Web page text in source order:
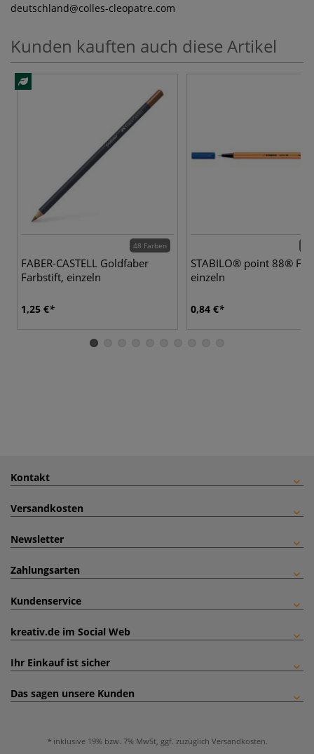
deutschland@colles-cleopatre.com
Kunden kauften auch diese Artikel
48 Farben
FABER-CASTELL Goldfaber
Farbstift, einzeln
1,25 €
STABILO® point 88®
einzeln
0,84 €
Kontakt
Versandkosten
Newsletter
Zahlungsarten
Kundenservice
kreativ.de im Social Web
Ihr Einkauf ist sicher
Das sagen unsere Kunden
inklusive 19% bzw. 7% MwSt, ggf. zuzüglich Versandkosten.